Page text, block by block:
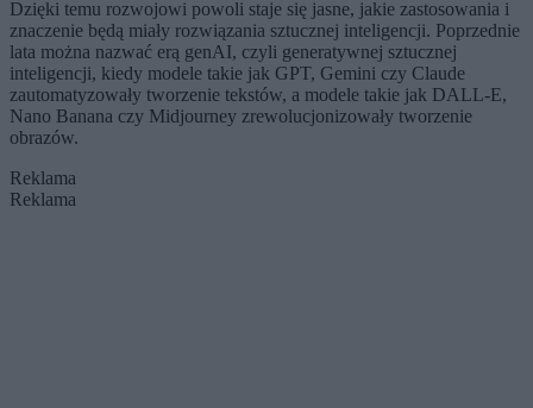
Dzięki temu rozwojowi powoli staje się jasne, jakie zastosowania i
znaczenie będą miały rozwiązania sztucznej inteligencji. Poprzednie
lata można nazwać erą genAI, czyli generatywnej sztucznej
inteligencji, kiedy modele takie jak GPT, Gemini czy Claude
zautomatyzowały tworzenie tekstów, a modele takie jak DALL-E,
Nano Banana czy Midjourney zrewolucjonizowały tworzenie
obrazów.
Reklama
Reklama